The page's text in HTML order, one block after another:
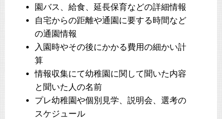
園バス、給食、延長保育などの詳細情報
自宅からの距離や通園に要する時間など
の通園情報
入園時やその後にかかる費用の細かい計
算
情報収集にて幼稚園に関して聞いた内容
と聞いた人の名前
プレ幼稚園や個別見学、説明会、選考の
スケジュール